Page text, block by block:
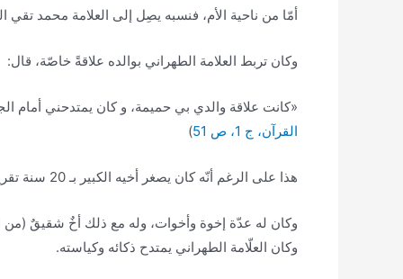
أمّا من ناحية الأم، فنسبه يصِل إلى العلامة محمد
وكان تربط العلامة الطهراني بوالده علاقةً خاصّة، قال:
«كانت علاقة والدي بي حميمة، و كان يمتدحني أمام
القرآن، ج 1، ص 51
)
هذا على الرغم أنّه كان يصغر أخيه الكبير بـ 20 سنة تقريبًا.
وكان له عدّة إخوة وأخوات، وله مع ذلك أخٌ شقيقٌ
وكان العلّامة الطهراني يمتدح ذكائه وكياسته.